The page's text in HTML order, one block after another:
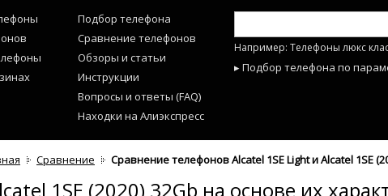
Подбор телефона
Сравнение телефонов
Обзоры и статьи
Инструкции
Вопросы и ответы (FAQ)
Находки на Алиэкспресс
Например: Телефоны люкс
▸ Подбор телефона по
Сравнение Сравнение телефонов Alcatel 1SE Light и Alcatel 1SE
1SE (2020) 32Gb на основе их